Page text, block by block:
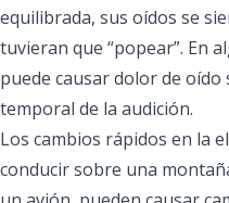
equilibrada, sus oídos se
tuvieran que “popear”. En
puede causar dolor de
temporal de la audición.
Los cambios rápidos en la
conducir sobre una